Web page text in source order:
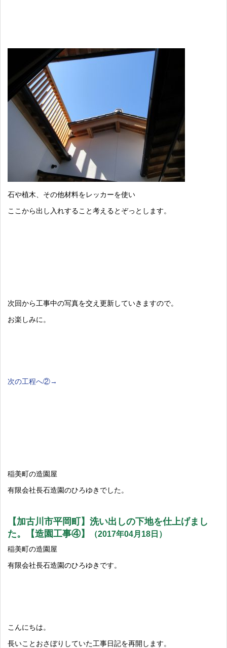
石や植木、その他材料をレッカーを使い
ここから出し入れすること考えるとぞっとします。
次回から工事中の写真を交え更新していきますので。
お楽しみに。
次の工程へ②→
稲美町の造園屋
有限会社長石造園のひろゆきでした。
【加古川市平岡町】洗い出しの下地を仕上げまし
た。【造園工事④】
（2017年04月18日）
稲美町の造園屋
有限会社長石造園のひろゆきです。
こんにちは。
長いことおさぼりしていた工事日記を再開します。